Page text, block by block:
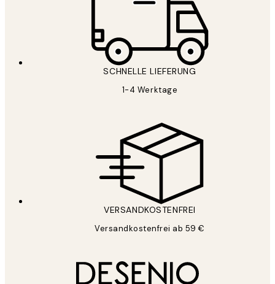
SCHNELLE LIEFERUNG
1-4 Werktage
VERSANDKOSTENFREI
Versandkostenfrei ab 59 €